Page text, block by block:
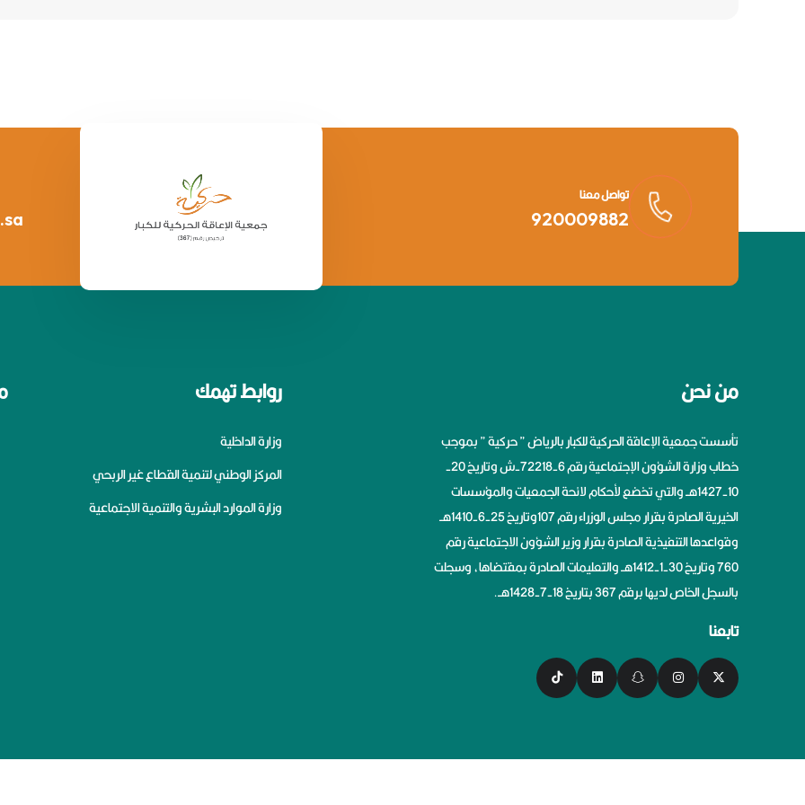
تواصل معنا
920009882
من نحن
تأسست جمعية الإعاقة الحركية للكبار بالرياض ” حركية ” بموجب
خطاب وزارة الشؤون الإجتماعية رقم 6-72218-ش وتاريخ 20-
10-1427هــ والتي تخضع لأحكام لائحة الجمعيات والمؤسسات
الخيرية الصادرة بقرار مجلس الوزراء رقم 107وتاريخ 25-6-1410هــ
وقواعدها التنفيذية الصادرة بقرار وزير الشؤون الاجتماعية رقم
760 وتاريخ 30-1-1412هــ والتعليمات الصادرة بمقتضاها، وسجلت
بالسجل الخاص لديها برقم 367 بتاريخ 18-7-1428هــ.
تابعنا
روابط تهمك
وزارة الداخلية
المركز الوطني لتنمية القطاع غير الربحي
وزارة الموارد البشرية والتنمية الاجتماعية